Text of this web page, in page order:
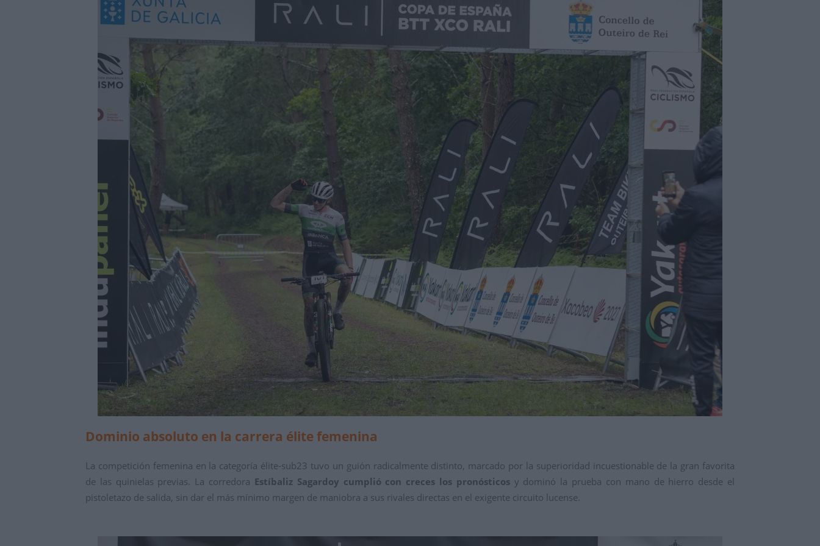
Dominio absoluto en la carrera élite femenina
La competición femenina en la categoría élite-sub23 tuvo un guión radicalmente distinto, marcado por la superioridad incuestionable de la gran favorita
de las quinielas previas. La corredora Estíbaliz Sagardoy cumplió con creces los pronósticosy dominó la prueba con mano de hierro desde el
pistoletazo de salida, sin dar el más mínimo margen de maniobra a sus rivales directas en el exigente circuito lucense.